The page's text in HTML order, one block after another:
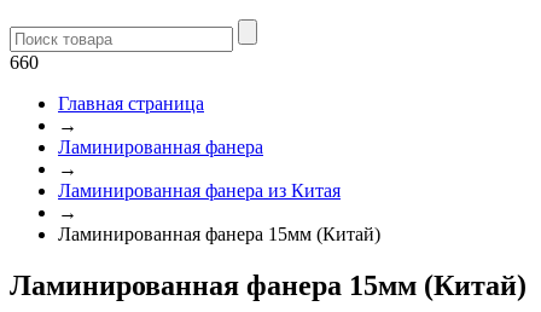
660
Главная страница
→
Ламинированная фанера
→
Ламинированная фанера из Китая
→
Ламинированная фанера 15мм (Китай)
Ламинированная фанера 15мм (Китай)